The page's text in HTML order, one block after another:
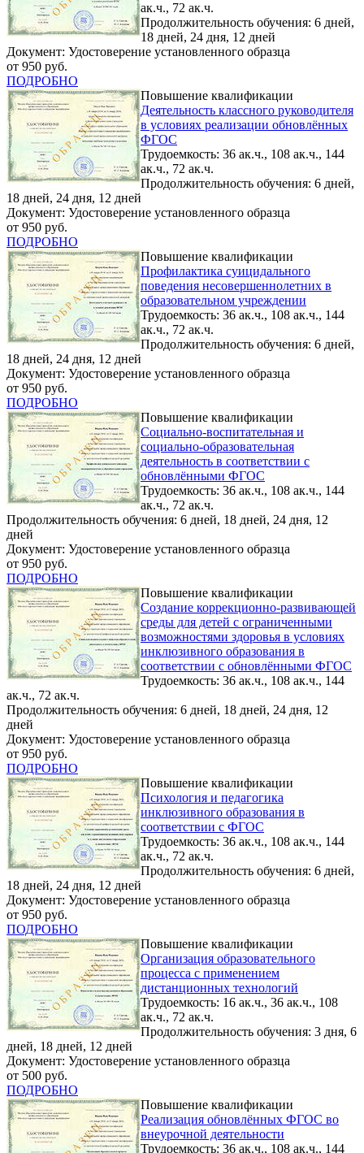
ак.ч., 72 ак.ч.
Продолжительность обучения: 6 дней,
18 дней, 24 дня, 12 дней
Документ: Удостоверение установленного образца
от 950 руб.
ПОДРОБНО
Повышение квалификации
Деятельность классного руководителя
в условиях реализации обновлённых
ФГОС
Трудоемкость: 36 ак.ч., 108 ак.ч., 144
ак.ч., 72 ак.ч.
Продолжительность обучения: 6 дней,
18 дней, 24 дня, 12 дней
Документ: Удостоверение установленного образца
от 950 руб.
ПОДРОБНО
Повышение квалификации
Профилактика суицидального
поведения несовершеннолетних в
образовательном учреждении
Трудоемкость: 36 ак.ч., 108 ак.ч., 144
ак.ч., 72 ак.ч.
Продолжительность обучения: 6 дней,
18 дней, 24 дня, 12 дней
Документ: Удостоверение установленного образца
от 950 руб.
ПОДРОБНО
Повышение квалификации
Социально-воспитательная и
социально-образовательная
деятельность в соответствии с
обновлёнными ФГОС
Трудоемкость: 36 ак.ч., 108 ак.ч., 144
ак.ч., 72 ак.ч.
Продолжительность обучения: 6 дней, 18 дней, 24 дня, 12
дней
Документ: Удостоверение установленного образца
от 950 руб.
ПОДРОБНО
Повышение квалификации
Создание коррекционно-развивающей
среды для детей с ограниченными
возможностями здоровья в условиях
инклюзивного образования в
соответствии с обновлёнными ФГОС
Трудоемкость: 36 ак.ч., 108 ак.ч., 144
ак.ч., 72 ак.ч.
Продолжительность обучения: 6 дней, 18 дней, 24 дня, 12
дней
Документ: Удостоверение установленного образца
от 950 руб.
ПОДРОБНО
Повышение квалификации
Психология и педагогика
инклюзивного образования в
соответствии с ФГОС
Трудоемкость: 36 ак.ч., 108 ак.ч., 144
ак.ч., 72 ак.ч.
Продолжительность обучения: 6 дней,
18 дней, 24 дня, 12 дней
Документ: Удостоверение установленного образца
от 950 руб.
ПОДРОБНО
Повышение квалификации
Организация образовательного
процесса с применением
дистанционных технологий
Трудоемкость: 16 ак.ч., 36 ак.ч., 108
ак.ч., 72 ак.ч.
Продолжительность обучения: 3 дня, 6
дней, 18 дней, 12 дней
Документ: Удостоверение установленного образца
от 500 руб.
ПОДРОБНО
Повышение квалификации
Реализация обновлённых ФГОС во
внеурочной деятельности
Трудоемкость: 36 ак.ч., 108 ак.ч., 144